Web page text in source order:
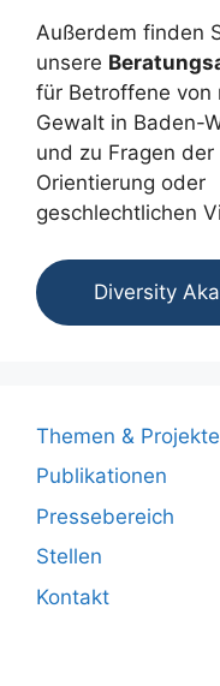
Außerdem finden
unsere
für Betroffene von
Gewalt in Baden-
und zu Fragen der
Orientierung oder
geschlechtlichen
Diversity
Themen & Projekte
Publikationen
Pressebereich
Stellen
Kontakt